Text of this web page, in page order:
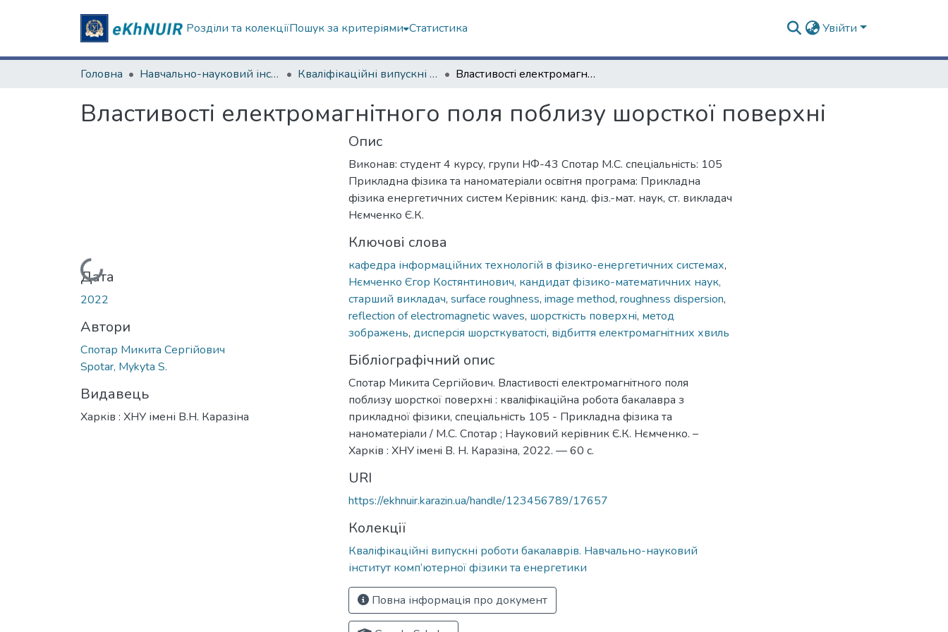
Розділи та колекціїПошук за критеріями Статистика Увійти
Головна Навчально-науковий інститут комп’ютерної фізики та енергетики (Фізико-енергетичний факультет) Кваліфікаційні випускні роботи бакалаврів. Навчально-науковий інститут комп’ютерної фізики та енергетики Властивостi електромагнiтного поля поблизу шорсткої поверхнi
Властивостi електромагнiтного поля поблизу шорсткої поверхнi
Вантажиться...
Дата
2022
Автори
Спотар Микита Сергійович
Spotar, Mykyta S.
Видавець
Харків : ХНУ імені В.Н. Каразіна
Опис
Виконав: студент 4 курсу, групи НФ-43 Спотар М.С. спецiальнiсть: 105
Прикладна фiзика та наноматерiали освiтня програма: Прикладна
фiзика енергетичних систем Керiвник: канд. фіз.-мат. наук, ст. викладач
Нємченко Є.К.
Ключові слова
кафедра інформаційних технологій в фізико-енергетичних системах,
Нємченко Єгор Костянтинович, кандидат фізико-математичних наук,
старший викладач, surface roughness, image method, roughness dispersion,
reflection of electromagnetic waves, шорсткiсть поверхнi, метод
зображень, дисперсiя шорсткуватостi, вiдбиття електромагнiтних хвиль
Бібліографічний опис
Спотар Микита Сергійович. Властивостi електромагнiтного поля
поблизу шорсткої поверхнi : квалiфiкацiйна робота бакалавра з
прикладної фiзики, спецiальнiсть 105 - Прикладна фiзика та
наноматерiали / М.С. Спотар ; Науковий керiвник Є.К. Нємченко. –
Харків : ХНУ iменi В. Н. Каразiна, 2022. — 60 с.
URI
https://ekhnuir.karazin.ua/handle/123456789/17657
Колекції
Кваліфікаційні випускні роботи бакалаврів. Навчально-науковий
інститут комп’ютерної фізики та енергетики
Повна інформація про документ